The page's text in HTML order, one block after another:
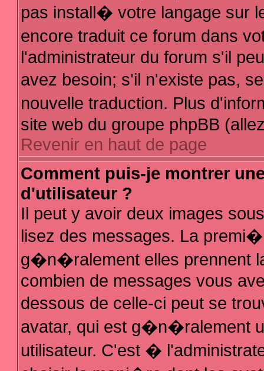
pas install� votre langage sur
encore traduit ce forum dans
l'administrateur du forum s'il
avez besoin; s'il n'existe pas,
nouvelle traduction. Plus
site web du groupe phpBB
Revenir en haut de page
Comment puis-je montrer
d'utilisateur ?
Il peut y avoir deux images
lisez des messages. La
g�n�ralement elles prennent
combien de messages vous
dessous de celle-ci peut se
avatar, qui est g�n�ralement
utilisateur. C'est �